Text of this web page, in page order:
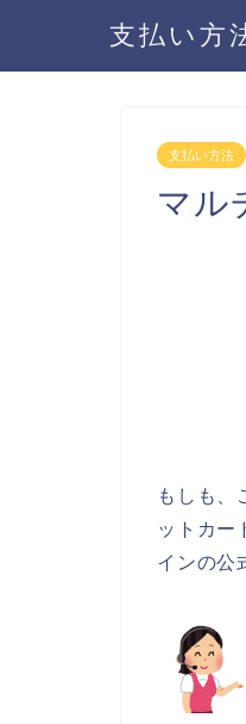
支払い方
支払い方法
マル
もしも、
ットカー
インの公